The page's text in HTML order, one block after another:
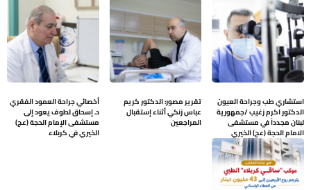
استشاري طب وجراحة العيون
الدكتور اكرم زغيب /جمهورية
لبنان مجدداً في مستشفى
الامام الحجة (عج) الخيري
تقرير مصور: الدكتور كريم
عباس زنكي أثناء إستقبال
المراجعين
أخصائي جراحة العمود الفقري
د. إسحاق لطوف يعود إلى
مستشفى الإمام الحجة (عج)
الخيري في كربلاء